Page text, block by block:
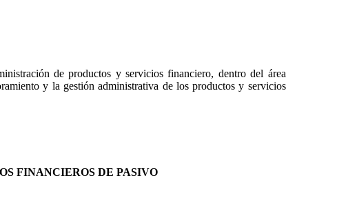
de productos y servicios financiero, dentro del área
y la gestión administrativa de los productos y servicios
FINANCIEROS DE PASIVO